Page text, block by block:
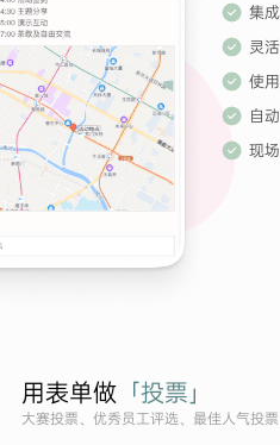
集
灵
使
自
现
用表单做「投票」
大赛投票、优秀员工评选、最佳人气投票